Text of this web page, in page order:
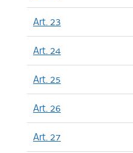
Art. 23
Art. 24
Art. 25
Art. 26
Art. 27